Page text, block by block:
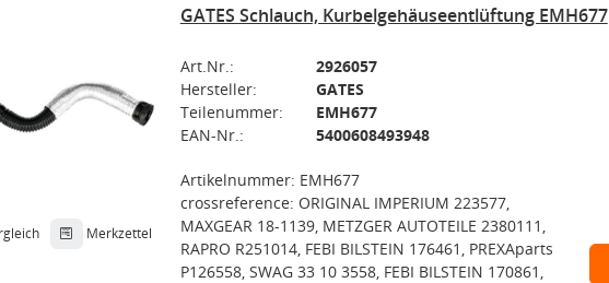
Merkzettel
GATES Schlauch, Kurbelgehäuseentlüftung EMH677
Art.Nr.:
2926057
Hersteller:
GATES
Teilenummer:
EMH677
EAN-Nr.:
5400608493948
Artikelnummer: EMH677
crossreference: ORIGINAL IMPERIUM 223577,
MAXGEAR 18-1139, METZGER AUTOTEILE 2380111,
RAPRO R251014, FEBI BILSTEIN 176461, PREXAparts
P126558, SWAG 33 10 3558, FEBI BILSTEIN 170861,